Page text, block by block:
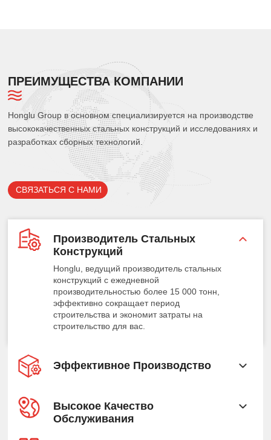
ПРЕИМУЩЕСТВА КОМПАНИИ
Honglu Group в основном специализируется на производстве
высококачественных стальных конструкций и исследованиях и
разработках сборных технологий.
СВЯЗАТЬСЯ С НАМИ
Производитель Стальных
Конструкций
Honglu, ведущий производитель стальных
конструкций с ежедневной
производительностью более 15 000 тонн,
эффективно сокращает период
строительства и экономит затраты на
строительство для вас.
Эффективное Производство
Высокое Качество
Обслуживания